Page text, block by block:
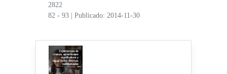
2822
82 - 93
|Publicado: 2014-11-30